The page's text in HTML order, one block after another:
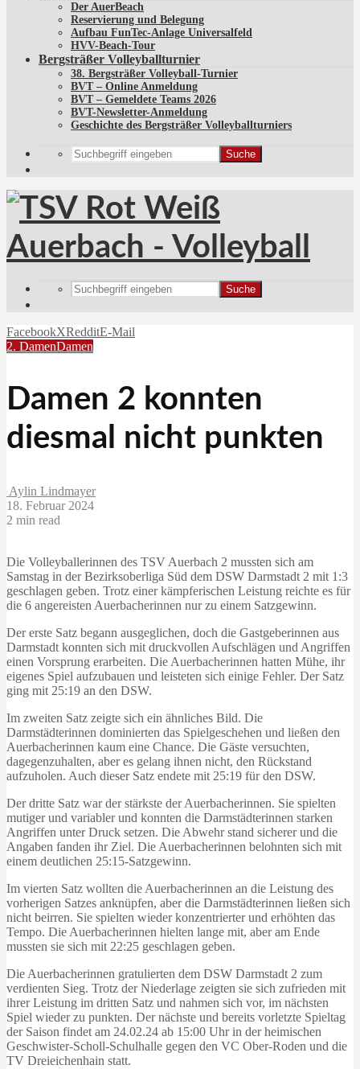
Der AuerBeach
Reservierung und Belegung
Aufbau FunTec-Anlage Universalfeld
HVV-Beach-Tour
Bergsträßer Volleyballturnier
38. Bergsträßer Volleyball-Turnier
BVT – Online Anmeldung
BVT – Gemeldete Teams 2026
BVT-Newsletter-Anmeldung
Geschichte des Bergsträßer Volleyballturniers
Suche
Suche
FacebookXRedditE-Mail
2. DamenDamen
Damen 2 konnten
diesmal nicht punkten
Aylin Lindmayer
18. Februar 2024
2 min read
Die Volleyballerinnen des TSV Auerbach 2 mussten sich am
Samstag in der Bezirksoberliga Süd dem DSW Darmstadt 2 mit 1:3
geschlagen geben. Trotz einer kämpferischen Leistung reichte es für
die 6 angereisten Auerbacherinnen nur zu einem Satzgewinn.
Der erste Satz begann ausgeglichen, doch die Gastgeberinnen aus
Darmstadt konnten sich mit druckvollen Aufschlägen und Angriffen
einen Vorsprung erarbeiten. Die Auerbacherinnen hatten Mühe, ihr
eigenes Spiel aufzubauen und leisteten sich einige Fehler. Der Satz
ging mit 25:19 an den DSW.
Im zweiten Satz zeigte sich ein ähnliches Bild. Die
Darmstädterinnen dominierten das Spielgeschehen und ließen den
Auerbacherinnen kaum eine Chance. Die Gäste versuchten,
dagegenzuhalten, aber es gelang ihnen nicht, den Rückstand
aufzuholen. Auch dieser Satz endete mit 25:19 für den DSW.
Der dritte Satz war der stärkste der Auerbacherinnen. Sie spielten
mutiger und variabler und konnten die Darmstädterinnen starken
Angriffen unter Druck setzen. Die Abwehr stand sicherer und die
Angaben fanden ihr Ziel. Die Auerbacherinnen belohnten sich mit
einem deutlichen 25:15-Satzgewinn.
Im vierten Satz wollten die Auerbacherinnen an die Leistung des
vorherigen Satzes anknüpfen, aber die Darmstädterinnen ließen sich
nicht beirren. Sie spielten wieder konzentrierter und erhöhten das
Tempo. Die Auerbacherinnen hielten lange mit, aber am Ende
mussten sie sich mit 22:25 geschlagen geben.
Die Auerbacherinnen gratulierten dem DSW Darmstadt 2 zum
verdienten Sieg. Trotz der Niederlage zeigten sie sich zufrieden mit
ihrer Leistung im dritten Satz und nahmen sich vor, im nächsten
Spiel wieder zu punkten. Der nächste und bereits vorletzte Spieltag
der Saison findet am 24.02.24 ab 15:00 Uhr in der heimischen
Geschwister-Scholl-Schulhalle gegen den VC Ober-Roden und die
TV Dreieichenhain statt.